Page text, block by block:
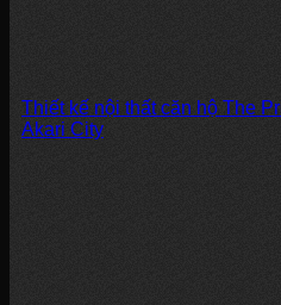
Thiết kế nội thất căn hộ The
Akari City